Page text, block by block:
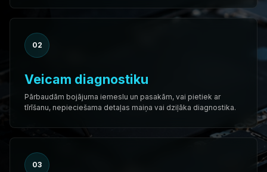
02
Veicam diagnostiku
Pārbaudām bojājuma iemeslu un pasakām, vai pietiek ar
tīrīšanu, nepieciešama detaļas maiņa vai dziļāka diagnostika.
03